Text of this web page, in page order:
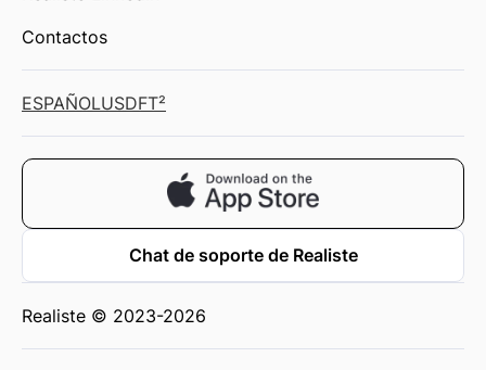
Contactos
ESPAÑOLUSDFT²
Chat de soporte de Realiste
Realiste © 2023-2026